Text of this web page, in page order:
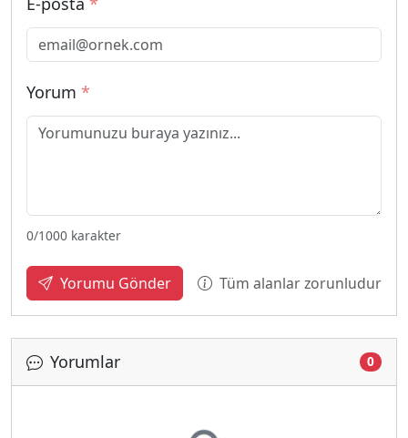
Yorum *
0/1000 karakter
Yorumu Gönder Tüm alanlar zorunludur
Yorumlar 0